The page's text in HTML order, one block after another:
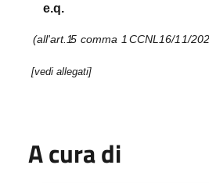
e.q.
(all'art. 15 comma 1 CCNL16/1 1/
[vedi allegati]
A cura di